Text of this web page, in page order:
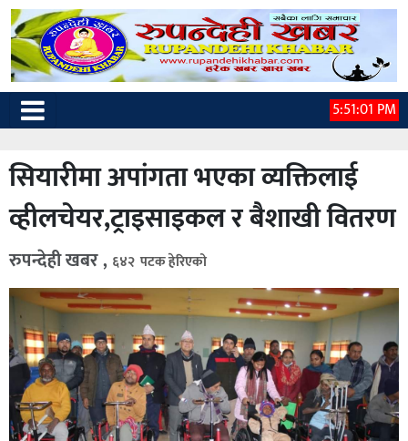
5:51:02 PM
सियारीमा अपांगता भएका व्यक्तिलाई
व्हीलचेयर,ट्राइसाइकल र बैशाखी वितरण
रुपन्देही खबर , ६४२ पटक हेरिएको